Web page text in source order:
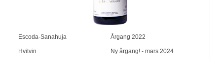
Escoda-Sanahuja Årgang 2022
Hvitvin Ny årgang! - mars 2024